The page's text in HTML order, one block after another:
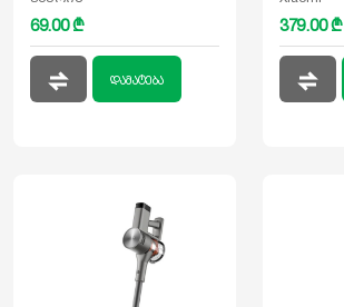
BLUZEN
დამატენიანებელი
69.00 ₾
დამატება
379.00 ₾